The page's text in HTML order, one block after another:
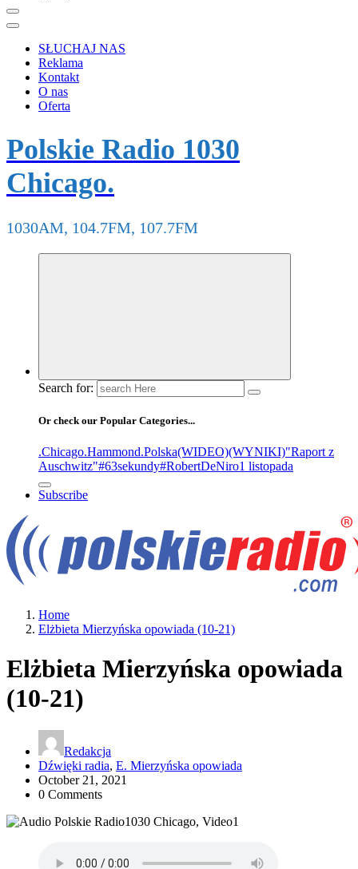
SŁUCHAJ NAS
Reklama
Kontakt
O nas
Oferta
Polskie Radio 1030
Chicago.
1030AM, 104.7FM, 107.7FM
Search for:
Or check our Popular Categories...
.Chicago.Hammond.Polska(WIDEO)(WYNIKI)"Raport z
Auschwitz"#63sekundy#RobertDeNiro1 listopada
Subscribe
Home
Elżbieta Mierzyńska opowiada (10-21)
Elżbieta Mierzyńska opowiada
(10-21)
Redakcja
Dźwięki radia, E. Mierzyńska opowiada
October 21, 2021
0 Comments